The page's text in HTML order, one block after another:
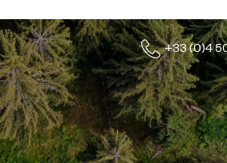
+33 (0)4 50